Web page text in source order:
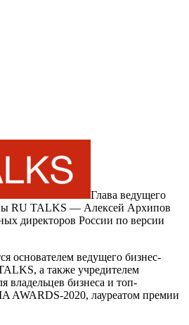
Глава ведущего
RU TALKS — Алексей Архипов
директоров России по версии
основателем ведущего бизнес-
а также учредителем
владельцев бизнеса и топ-
AWARDS-2020, лауреатом премии